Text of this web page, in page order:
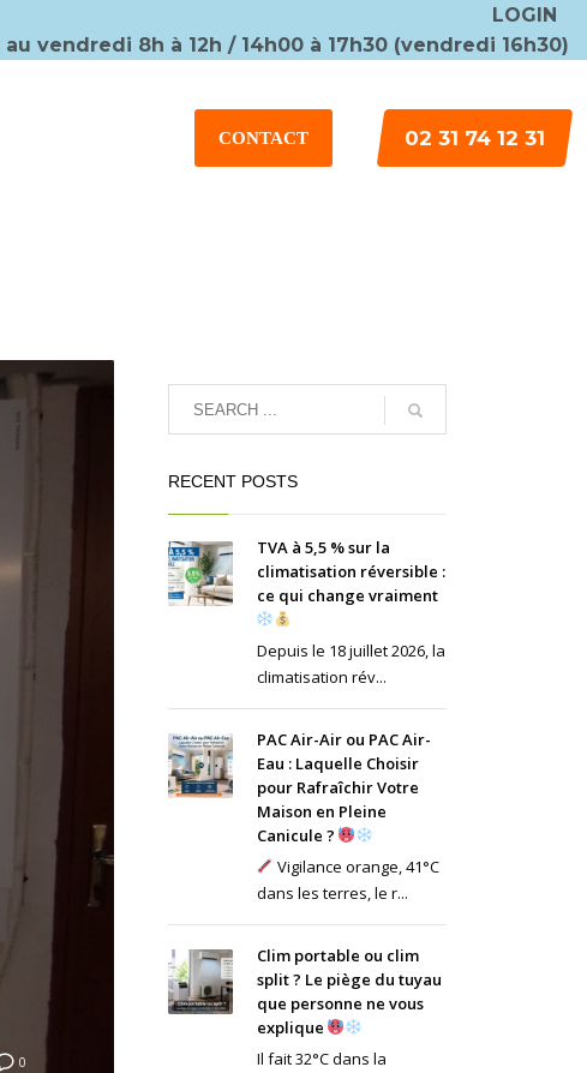
LOGIN
vendredi 8h à 12h / 14h00 à 17h30 (vendredi 16h30)
CONTACT 02 31 74 12 31
0
RECENT POSTS
TVA à 5,5 % sur la
climatisation réversible :
ce qui change vraiment
Depuis le 18 juillet 2026, la
climatisation rév...
PAC Air-Air ou PAC Air-
Eau : Laquelle Choisir
pour Rafraîchir Votre
Maison en Pleine
Canicule ?
Vigilance orange, 41°C
dans les terres, le r...
Clim portable ou clim
split ? Le piège du tuyau
que personne ne vous
explique
Il fait 32°C dans la